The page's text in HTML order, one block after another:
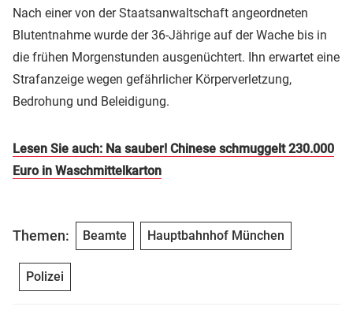
Nach einer von der Staatsanwaltschaft angeordneten
Blutentnahme wurde der 36-Jährige auf der Wache bis in
die frühen Morgenstunden ausgenüchtert. Ihn erwartet eine
Strafanzeige wegen gefährlicher Körperverletzung,
Bedrohung und Beleidigung.
Lesen Sie auch: Na sauber! Chinese schmuggelt 230.000
Euro in Waschmittelkarton
Themen: Beamte Hauptbahnhof München
Polizei